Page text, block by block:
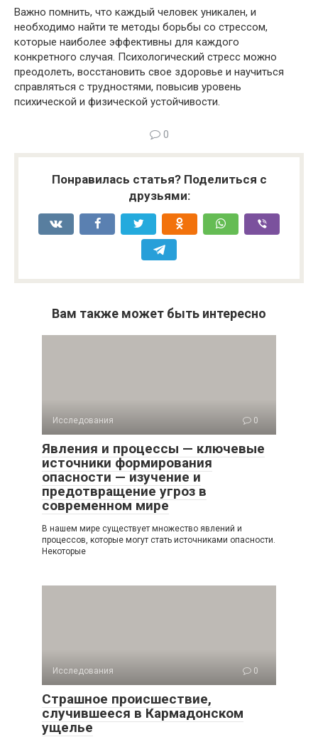
Важно помнить, что каждый человек уникален, и
необходимо найти те методы борьбы со стрессом,
которые наиболее эффективны для каждого
конкретного случая. Психологический стресс можно
преодолеть, восстановить свое здоровье и научиться
справляться с трудностями, повысив уровень
психической и физической устойчивости.
0
Понравилась статья? Поделиться с
друзьями:
Вам также может быть интересно
Исследования 0
Явления и процессы — ключевые
источники формирования
опасности — изучение и
предотвращение угроз в
современном мире
В нашем мире существует множество явлений и
процессов, которые могут стать источниками опасности.
Некоторые
Исследования 0
Страшное происшествие,
случившееся в Кармадонском
ущелье